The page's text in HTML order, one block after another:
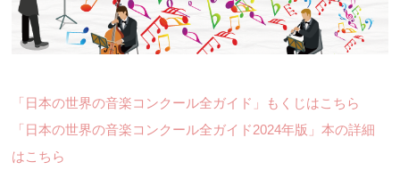
「日本の世界の音楽コンクール全ガイド」もくじはこちら
「日本の世界の音楽コンクール全ガイド2024年版」本の詳細
はこちら